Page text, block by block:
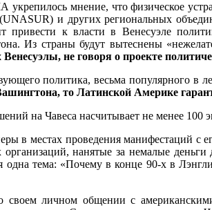
мнение, что физическое
и других региональных
привести к власти в Венесуэле
Из страны будут вытеснены
не говоря о проекте
политика, весьма популярного в
то Латинской Америке
на Чавеса насчитывает не менее 100
в местах проведения манифестаций с
нанятые за немалые
одна тема: «Почему в конце 90-х в
своем личном общении с